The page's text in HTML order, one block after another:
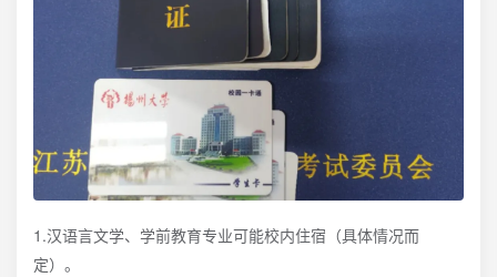
1.汉语言文学、学前教育专业可能校内住宿（具体情况而
定）。